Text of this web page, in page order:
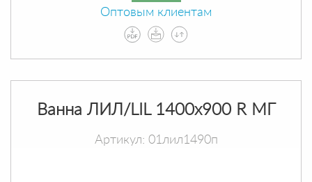
Оптовым клиентам
Ванна ЛИЛ/LIL 1400х900 R МГ
Артикул: 01лил1490п